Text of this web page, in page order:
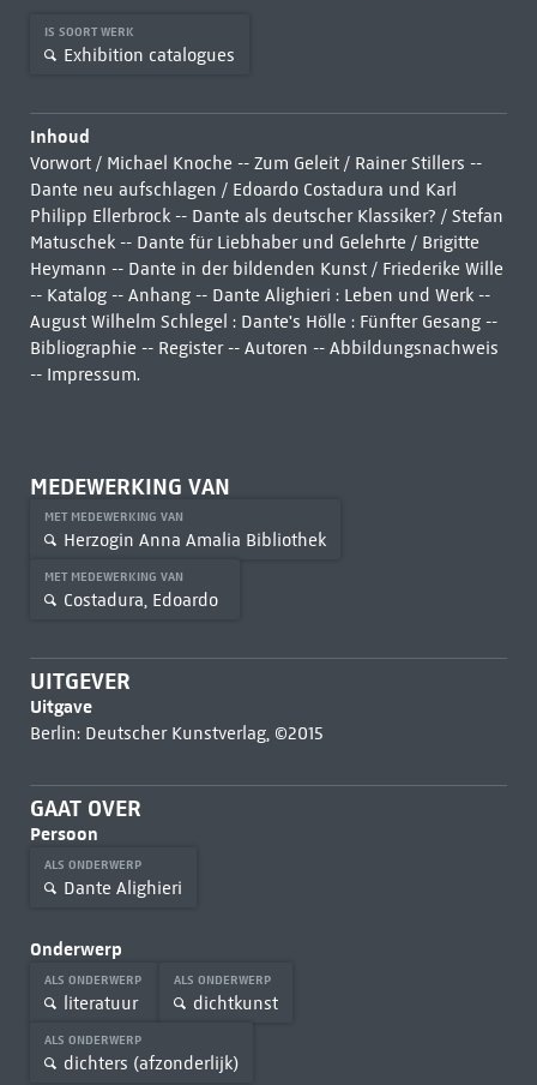
IS SOORT WERK
Exhibition catalogues
Inhoud
Vorwort / Michael Knoche -- Zum Geleit / Rainer Stillers --
Dante neu aufschlagen / Edoardo Costadura und Karl
Philipp Ellerbrock -- Dante als deutscher Klassiker? / Stefan
Matuschek -- Dante für Liebhaber und Gelehrte / Brigitte
Heymann -- Dante in der bildenden Kunst / Friederike Wille
-- Katalog -- Anhang -- Dante Alighieri : Leben und Werk --
August Wilhelm Schlegel : Dante's Hölle : Fünfter Gesang --
Bibliographie -- Register -- Autoren -- Abbildungsnachweis
-- Impressum.
MEDEWERKING VAN
MET MEDEWERKING VAN
Herzogin Anna Amalia Bibliothek
MET MEDEWERKING VAN
Costadura, Edoardo
UITGEVER
Uitgave
Berlin: Deutscher Kunstverlag, ©2015
GAAT OVER
Persoon
ALS ONDERWERP
Dante Alighieri
Onderwerp
ALS ONDERWERP
literatuur
ALS ONDERWERP
dichtkunst
ALS ONDERWERP
dichters (afzonderlijk)